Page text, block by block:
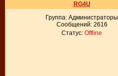
RG4U
Группа: Администраторы
Сообщений: 2616
Статус: Offline